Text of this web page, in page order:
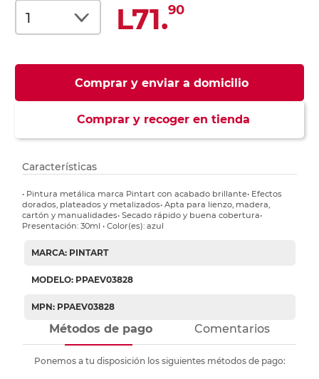
L71.90
Comprar y enviar a domicilio
Comprar y recoger en tienda
Características
• Pintura metálica marca Pintart con acabado brillante• Efectos
dorados, plateados y metalizados• Apta para lienzo, madera,
cartón y manualidades• Secado rápido y buena cobertura•
Presentación: 30ml • Color(es): azul
MARCA: PINTART
MODELO: PPAEV03828
MPN: PPAEV03828
Métodos de pago Comentarios
Ponemos a tu disposición los siguientes métodos de pago: